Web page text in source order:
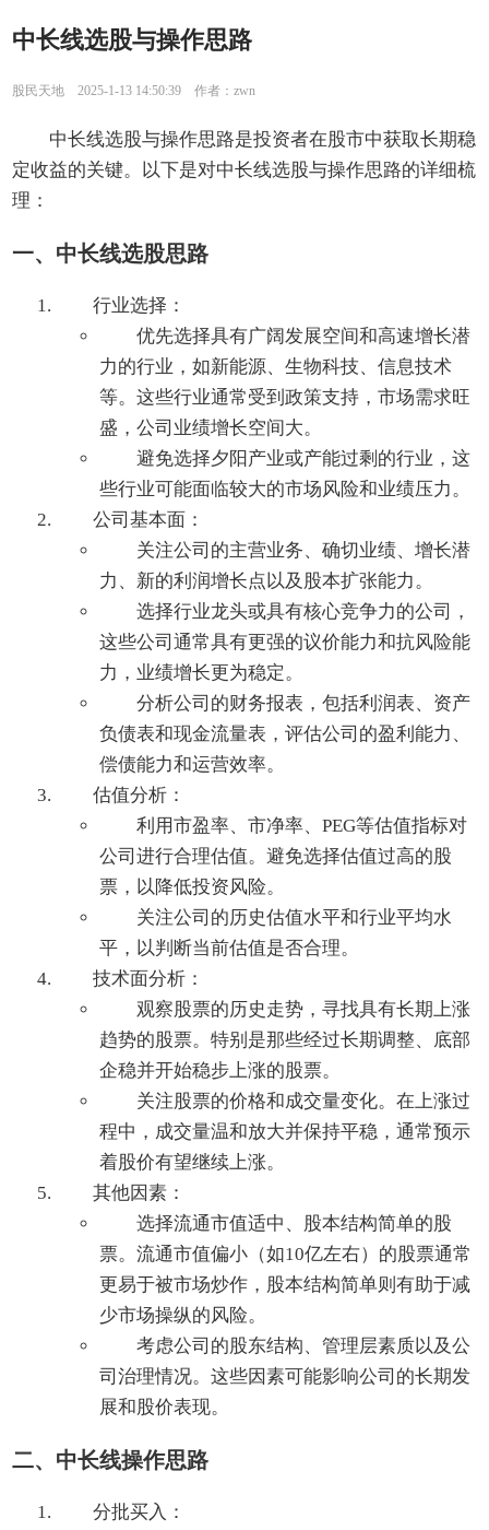
中长线选股与操作思路
股民天地 2025-1-13 14:50:39 作者：zwn
中长线选股与操作思路是投资者在股市中获取长期稳
定收益的关键。以下是对中长线选股与操作思路的详细梳
理：
一、中长线选股思路
行业选择：
优先选择具有广阔发展空间和高速增长潜
力的行业，如新能源、生物科技、信息技术
等。这些行业通常受到政策支持，市场需求旺
盛，公司业绩增长空间大。
避免选择夕阳产业或产能过剩的行业，这
些行业可能面临较大的市场风险和业绩压力。
公司基本面：
关注公司的主营业务、确切业绩、增长潜
力、新的利润增长点以及股本扩张能力。
选择行业龙头或具有核心竞争力的公司，
这些公司通常具有更强的议价能力和抗风险能
力，业绩增长更为稳定。
分析公司的财务报表，包括利润表、资产
负债表和现金流量表，评估公司的盈利能力、
偿债能力和运营效率。
估值分析：
利用市盈率、市净率、PEG等估值指标对
公司进行合理估值。避免选择估值过高的股
票，以降低投资风险。
关注公司的历史估值水平和行业平均水
平，以判断当前估值是否合理。
技术面分析：
观察股票的历史走势，寻找具有长期上涨
趋势的股票。特别是那些经过长期调整、底部
企稳并开始稳步上涨的股票。
关注股票的价格和成交量变化。在上涨过
程中，成交量温和放大并保持平稳，通常预示
着股价有望继续上涨。
其他因素：
选择流通市值适中、股本结构简单的股
票。流通市值偏小（如10亿左右）的股票通常
更易于被市场炒作，股本结构简单则有助于减
少市场操纵的风险。
考虑公司的股东结构、管理层素质以及公
司治理情况。这些因素可能影响公司的长期发
展和股价表现。
二、中长线操作思路
分批买入：